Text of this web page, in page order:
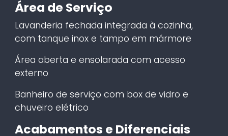
Área de Serviço
Lavanderia fechada integrada à cozinha,
com tanque inox e tampo em mármore
Área aberta e ensolarada com acesso
externo
Banheiro de serviço com box de vidro e
chuveiro elétrico
Acabamentos e Diferenciais